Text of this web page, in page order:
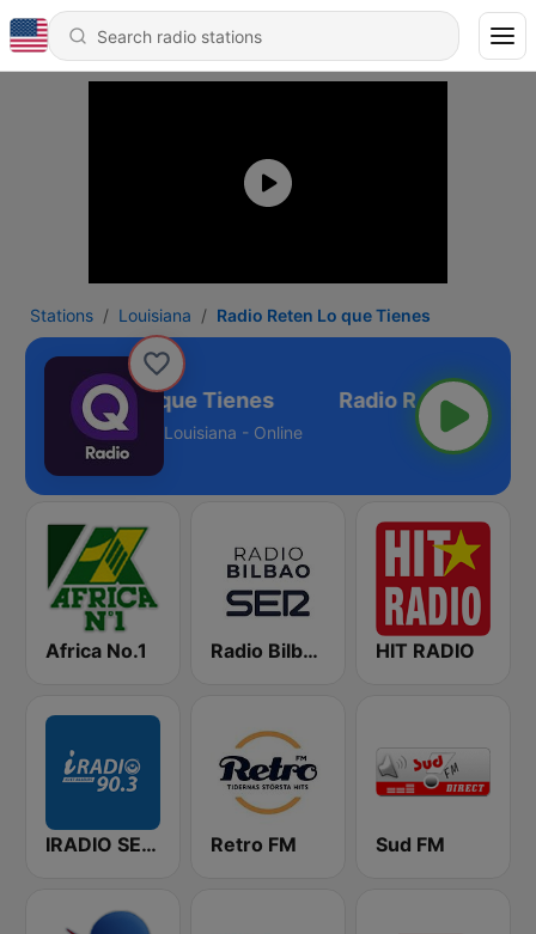
Stations Louisiana Radio Reten Lo que Tienes
Reten Lo que Tienes
Louisiana - Online
Africa No.1 Radio Bilbao SER HIT RADIO
IRADIO SENEGAL Retro FM Sud FM